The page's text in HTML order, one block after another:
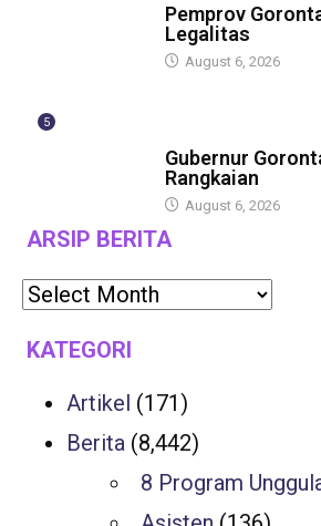
Pemprov
Legalitas
August 6, 2026
5
Gubernur
Rangkaian
August 6, 2026
ARSIP BERITA
KATEGORI
Artikel (171)
Berita (8,442)
8 Program